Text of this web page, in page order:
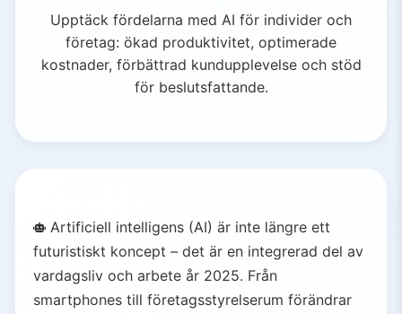
Upptäck fördelarna med AI för individer och
företag: ökad produktivitet, optimerade
kostnader, förbättrad kundupplevelse och stöd
för beslutsfattande.
Artificiell intelligens (AI) är inte längre ett
futuristiskt koncept – det är en integrerad del av
vardagsliv och arbete år 2025. Från
smartphones till företagsstyrelserum förändrar